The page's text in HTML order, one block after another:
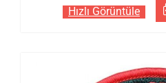
Hızlı Görüntüle